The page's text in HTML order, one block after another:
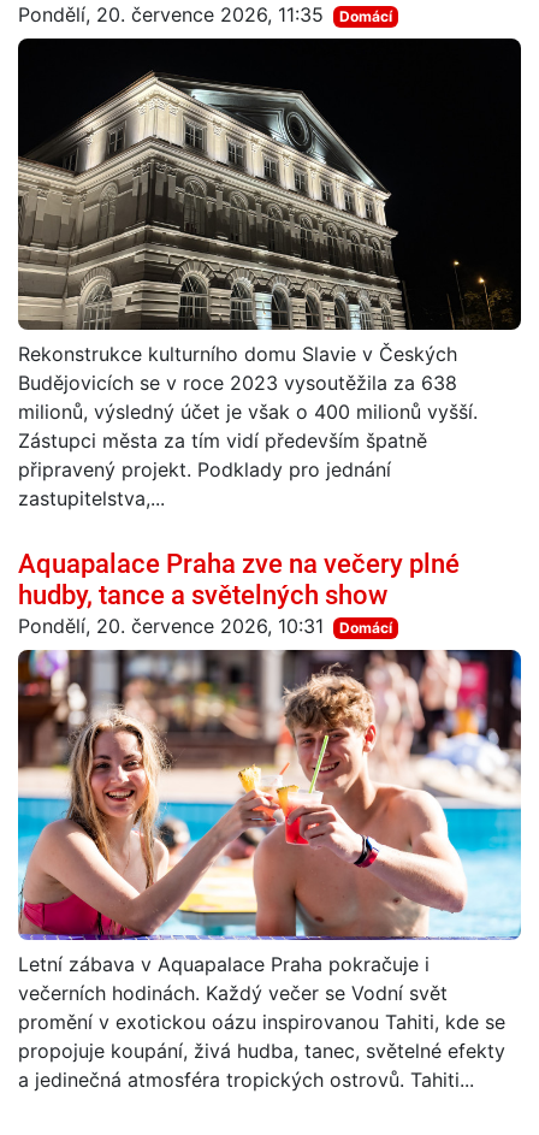
Pondělí, 20. července 2026, 11:35 Domácí
Rekonstrukce kulturního domu Slavie v Českých
Budějovicích se v roce 2023 vysoutěžila za 638
milionů, výsledný účet je však o 400 milionů vyšší.
Zástupci města za tím vidí především špatně
připravený projekt. Podklady pro jednání
zastupitelstva,...
Aquapalace Praha zve na večery plné
hudby, tance a světelných show
Pondělí, 20. července 2026, 10:31 Domácí
Letní zábava v Aquapalace Praha pokračuje i
večerních hodinách. Každý večer se Vodní svět
promění v exotickou oázu inspirovanou Tahiti, kde se
propojuje koupání, živá hudba, tanec, světelné efekty
a jedinečná atmosféra tropických ostrovů. Tahiti...